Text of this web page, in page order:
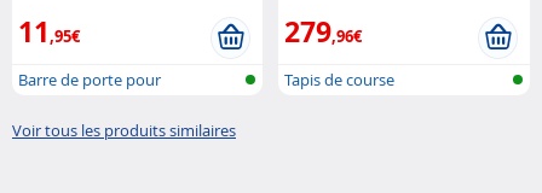
11,95€
Barre de porte pour
279,96€
Tapis de course
Voir tous les produits similaires